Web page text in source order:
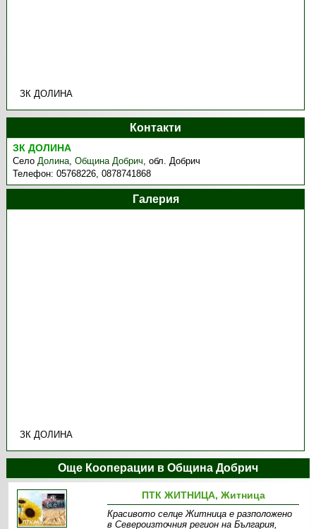
ЗК ДОЛИНА
Контакти
ЗК ДОЛИНА
СелоДолина,Община Добрич,обл. Добрич
Телефон:05768226, 0878741868
Галерия
ЗК ДОЛИНА
Още Кооперации в Община Добрич
ПТК ЖИТНИЦА, Житница
Красивото селце Житница е разположено
в Североизточния регион на България,